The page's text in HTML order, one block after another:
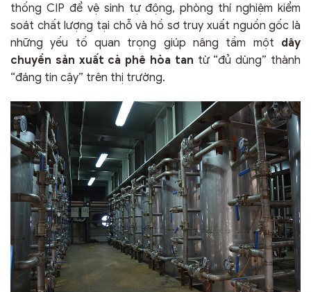
thống CIP để vệ sinh tự động, phòng thí nghiệm kiểm
soát chất lượng tại chỗ và hồ sơ truy xuất nguồn gốc là
những yếu tố quan trọng giúp nâng tầm một dây
chuyền sản xuất cà phê hòa tan từ “đủ dùng” thành
“đáng tin cậy” trên thị trường.